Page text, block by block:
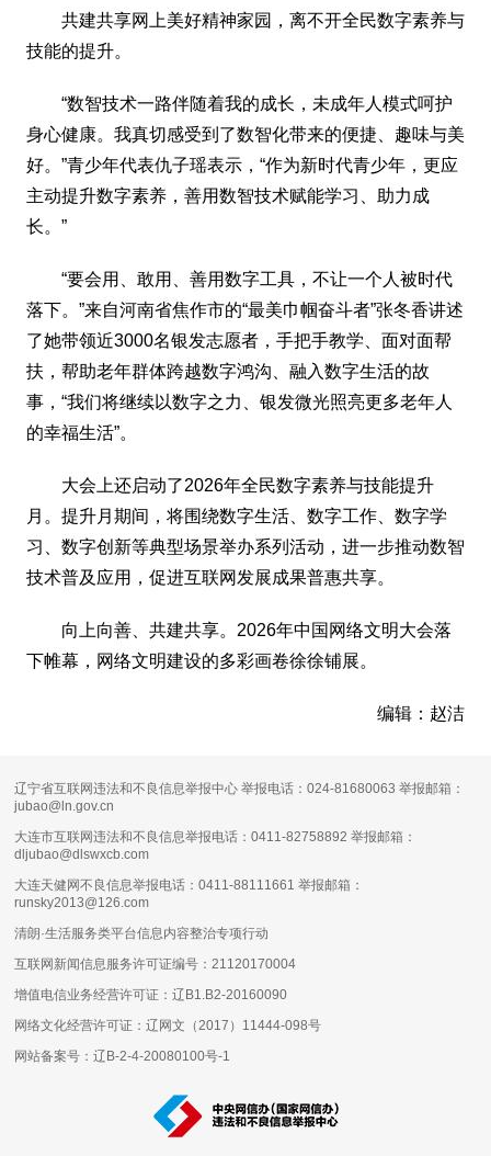
共建共享网上美好精神家园，离不开全民数字素养与
技能的提升。
“数智技术一路伴随着我的成长，未成年人模式呵护
身心健康。我真切感受到了数智化带来的便捷、趣味与美
好。”青少年代表仇子瑶表示，“作为新时代青少年，更应
主动提升数字素养，善用数智技术赋能学习、助力成
长。”
“要会用、敢用、善用数字工具，不让一个人被时代
落下。”来自河南省焦作市的“最美巾帼奋斗者”张冬香讲述
了她带领近3000名银发志愿者，手把手教学、面对面帮
扶，帮助老年群体跨越数字鸿沟、融入数字生活的故
事，“我们将继续以数字之力、银发微光照亮更多老年人
的幸福生活”。
大会上还启动了2026年全民数字素养与技能提升
月。提升月期间，将围绕数字生活、数字工作、数字学
习、数字创新等典型场景举办系列活动，进一步推动数智
技术普及应用，促进互联网发展成果普惠共享。
向上向善、共建共享。2026年中国网络文明大会落
下帷幕，网络文明建设的多彩画卷徐徐铺展。
编辑：赵洁
辽宁省互联网违法和不良信息举报中心 举报电话：024-81680063 举报邮箱：
jubao@ln.gov.cn
大连市互联网违法和不良信息举报电话：0411-82758892 举报邮箱：
dljubao@dlswxcb.com
大连天健网不良信息举报电话：0411-88111661 举报邮箱：
runsky2013@126.com
清朗·生活服务类平台信息内容整治专项行动
互联网新闻信息服务许可证编号：21120170004
增值电信业务经营许可证：辽B1.B2-20160090
网络文化经营许可证：辽网文（2017）11444-098号
网站备案号：辽B-2-4-20080100号-1